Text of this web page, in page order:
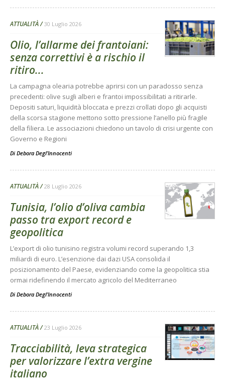
ATTUALITÀ 30 Luglio 2026
Olio, l’allarme dei frantoiani:
senza correttivi è a rischio il
ritiro...
La campagna olearia potrebbe aprirsi con un paradosso senza
precedenti: olive sugli alberi e frantoi impossibilitati a ritirarle.
Depositi saturi, liquidità bloccata e prezzi crollati dopo gli acquisti
della scorsa stagione mettono sotto pressione l’anello più fragile
della filiera. Le associazioni chiedono un tavolo di crisi urgente con
Governo e Regioni
Di Debora Degl’Innocenti
ATTUALITÀ 28 Luglio 2026
Tunisia, l’olio d’oliva cambia
passo tra export record e
geopolitica
L’export di olio tunisino registra volumi record superando 1,3
miliardi di euro. L’esenzione dai dazi USA consolida il
posizionamento del Paese, evidenziando come la geopolitica stia
ormai ridefinendo il mercato agricolo del Mediterraneo
Di Debora Degl’Innocenti
ATTUALITÀ 23 Luglio 2026
Tracciabilità, leva strategica
per valorizzare l’extra vergine
italiano